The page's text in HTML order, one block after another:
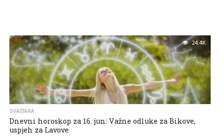
24.4K
SVAŠTARA
Dnevni horoskop za 16. jun: Važne odluke za Bikove,
uspjeh za Lavove